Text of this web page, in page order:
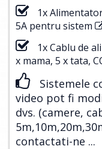
1x
5A pentru sistem
1x Cablu de
x mama, 5 x tata,
Sistemele
video pot fi
dvs. (camere,
contactati-ne ...